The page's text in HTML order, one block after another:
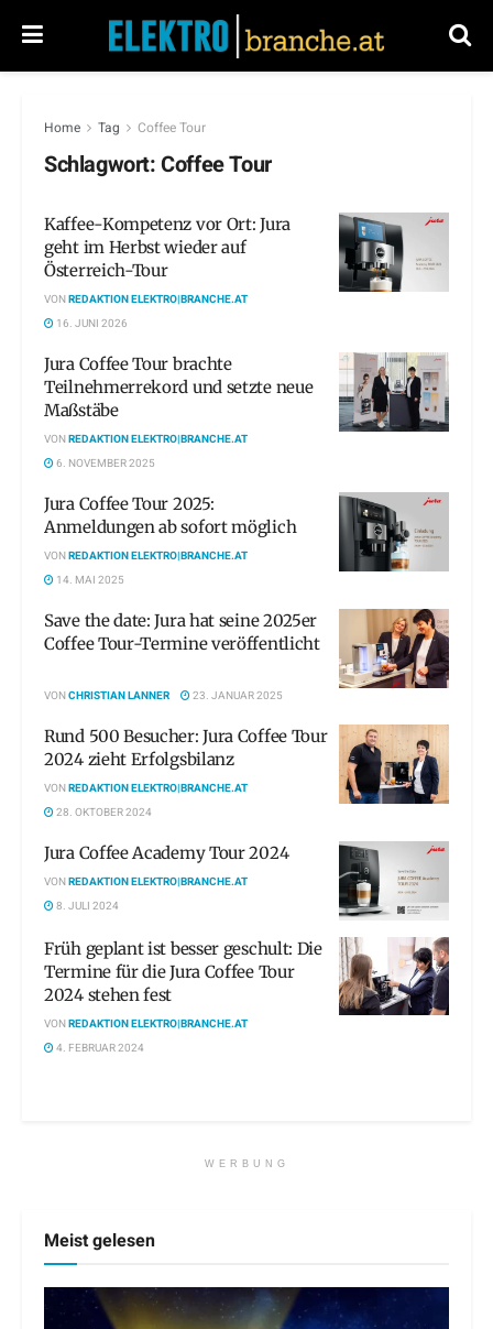
Home Tag Coffee Tour
Schlagwort:Coffee Tour
Kaffee-Kompetenz vor Ort: Jura
geht im Herbst wieder auf
Österreich-Tour
VONREDAKTION ELEKTRO|BRANCHE.AT
16. JUNI 2026
Jura Coffee Tour brachte
Teilnehmerrekord und setzte neue
Maßstäbe
VONREDAKTION ELEKTRO|BRANCHE.AT
6. NOVEMBER 2025
Jura Coffee Tour 2025:
Anmeldungen ab sofort möglich
VONREDAKTION ELEKTRO|BRANCHE.AT
14. MAI 2025
Save the date: Jura hat seine 2025er
Coffee Tour-Termine veröffentlicht
VONCHRISTIAN LANNER 23. JANUAR 2025
Rund 500 Besucher: Jura Coffee Tour
2024 zieht Erfolgsbilanz
VONREDAKTION ELEKTRO|BRANCHE.AT
28. OKTOBER 2024
Jura Coffee Academy Tour 2024
VONREDAKTION ELEKTRO|BRANCHE.AT
8. JULI 2024
Früh geplant ist besser geschult: Die
Termine für die Jura Coffee Tour
2024 stehen fest
VONREDAKTION ELEKTRO|BRANCHE.AT
4. FEBRUAR 2024
WERBUNG
Meist gelesen